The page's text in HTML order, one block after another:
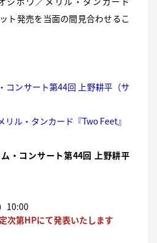
ト発売を当面の間見合わせるこ
コンサート第44回 上野耕平（サ
ル・タンカード『Two Feet』
ム・コンサート第44回 上野耕平
10:00
次第HPにて発表いたします